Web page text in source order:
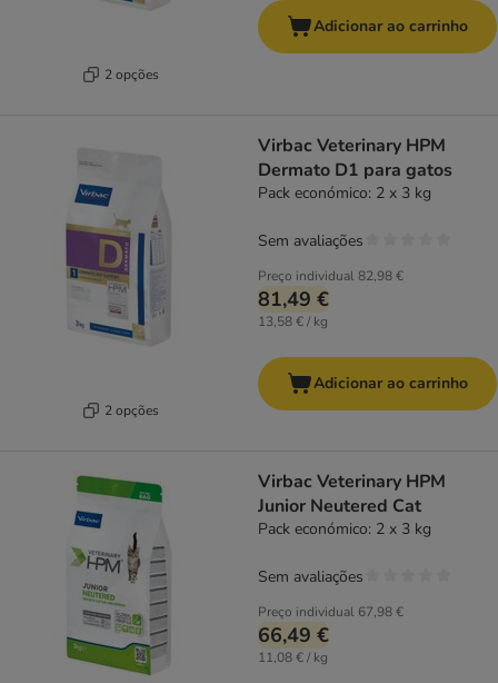
2 opções
Adicionar ao carrinho
2 opções
Virbac Veterinary HPM
Dermato D1 para gatos
Pack económico: 2 x 3 kg
Preço individual82,98 €
81,49 €
13,58 € / kg
Sem avaliações
Adicionar ao carrinho
Virbac Veterinary HPM
Junior Neutered Cat
Pack económico: 2 x 3 kg
Preço individual 67,98 €
66,49 €
11,08 € / kg
Sem avaliações